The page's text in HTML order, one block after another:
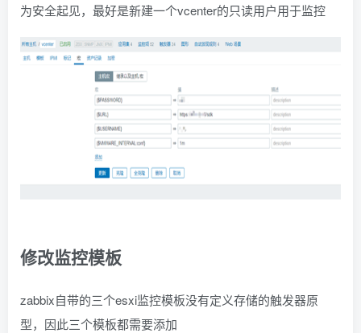
为安全起见，最好是新建一个vcenter的只读用户用于监控
修改监控模板
zabbix自带的三个esxi监控模板没有定义存储的触发器原
型，因此三个模板都需要添加